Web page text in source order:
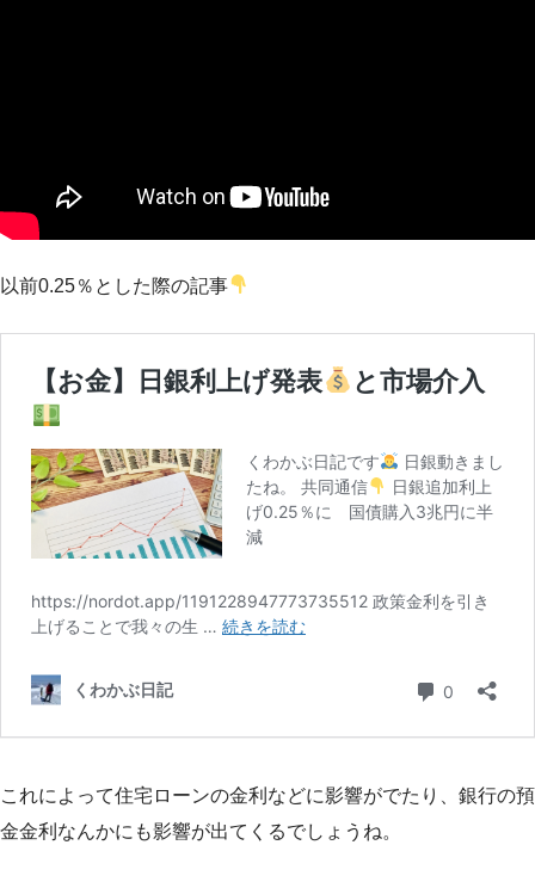
以前0.25％とした際の記事
これによって住宅ローンの金利などに影響がでたり、銀行の預
金金利なんかにも影響が出てくるでしょうね。